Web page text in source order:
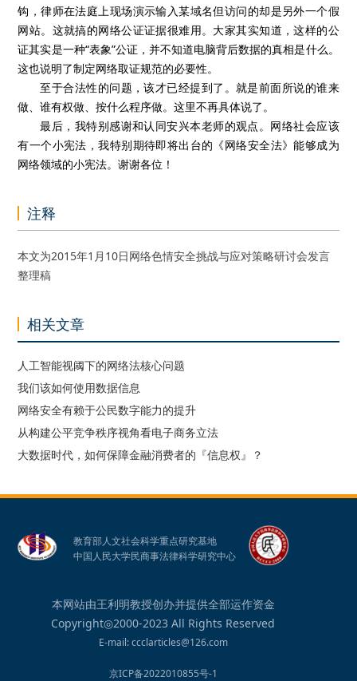
钩，律师在法庭上现场演示输入某域名但访问的却是另外一个假
网站。这就搞的网络公证证据很难用。大家其实知道，这样的公
证其实是一种“表象”公证，并不知道电脑背后数据的真相是什么。
这也说明了制定网络取证规范的必要性。
至于合法性的问题，该才已经提到了。就是前面所说的谁来
做、谁有权做、按什么程序做。这里不再具体说了。
最后，我特别感谢和认同安兴本老师的观点。网络社会应该
有一个小宪法，我特别期待即将出台的《网络安全法》能够成为
网络领域的小宪法。谢谢各位！
注释
本文为2015年1月10日网络色情安全挑战与应对策略研讨会发言
整理稿
相关文章
人工智能视阈下的网络法核心问题
我们该如何使用数据信息
网络安全有赖于公民数字能力的提升
从构建公平竞争秩序视角看电子商务立法
大数据时代，如何保障金融消费者的『信息权』？
教育部人文社会科学重点研究基地
中国人民大学民商事法律科学研究中心
本网站由王利明教授创办并提供全部运作资金
Copyright◎2000-2023 All Rights Reserved
E-mail: ccclarticles@126.com
京ICP备2022010855号-1